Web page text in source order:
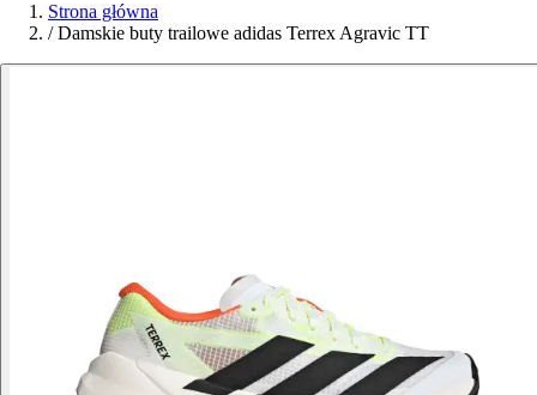
Strona główna
/ Damskie buty trailowe adidas Terrex Agravic TT